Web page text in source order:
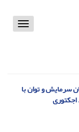
Toggle
سرمایش و توان با